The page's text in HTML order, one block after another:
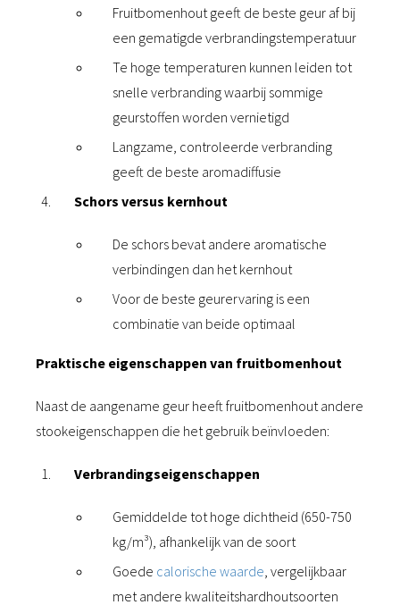
Fruitbomenhout geeft de beste geur af bij
een gematigde verbrandingstemperatuur
Te hoge temperaturen kunnen leiden tot
snelle verbranding waarbij sommige
geurstoffen worden vernietigd
Langzame, controleerde verbranding
geeft de beste aromadiffusie
Schors versus kernhout
De schors bevat andere aromatische
verbindingen dan het kernhout
Voor de beste geurervaring is een
combinatie van beide optimaal
Praktische eigenschappen van fruitbomenhout
Naast de aangename geur heeft fruitbomenhout andere
stookeigenschappen die het gebruik beïnvloeden:
Verbrandingseigenschappen
Gemiddelde tot hoge dichtheid (650-750
kg/m³), afhankelijk van de soort
Goede calorische waarde, vergelijkbaar
met andere kwaliteitshardhoutsoorten